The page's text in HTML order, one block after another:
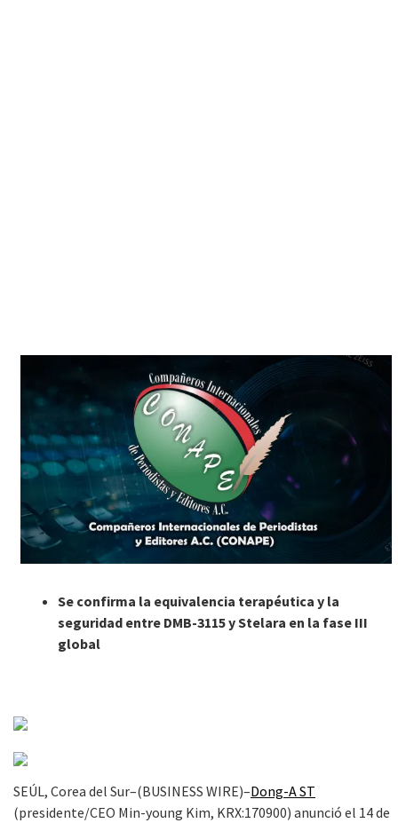
Se confirma la equivalencia terapéutica y la
seguridad entre DMB-3115 y Stelara en la fase III
global
SEÚL, Corea del Sur–(BUSINESS WIRE)–Dong-A ST
(presidente/CEO Min-young Kim, KRX:170900) anunció el 14 de